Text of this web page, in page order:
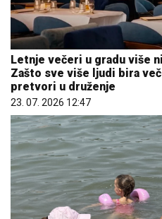
Letnje večeri u gradu više
Zašto sve više ljudi bira
pretvori u druženje
23. 07. 2026 12:47